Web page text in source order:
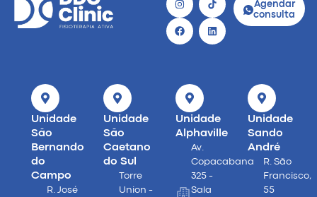
Agendar
consulta
Unidade
São
Bernando
do
Campo
R. José
Unidade
São
Caetano
do Sul
Torre
Union -
Unidade
Alphaville
Av.
Copacabana
325 -
Sala
Unidade
Sando
André
R. São
Francisco,
55